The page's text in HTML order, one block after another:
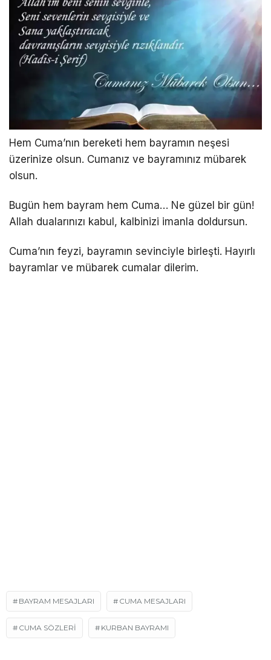
Hem Cuma’nın bereketi hem bayramın neşesi
üzerinize olsun. Cumanız ve bayramınız mübarek
olsun.
Bugün hem bayram hem Cuma… Ne güzel bir gün!
Allah dualarınızı kabul, kalbinizi imanla doldursun.
Cuma’nın feyzi, bayramın sevinciyle birleşti. Hayırlı
bayramlar ve mübarek cumalar dilerim.
BAYRAM MESAJLARI CUMA MESAJLARI
CUMA SÖZLERI KURBAN BAYRAMI